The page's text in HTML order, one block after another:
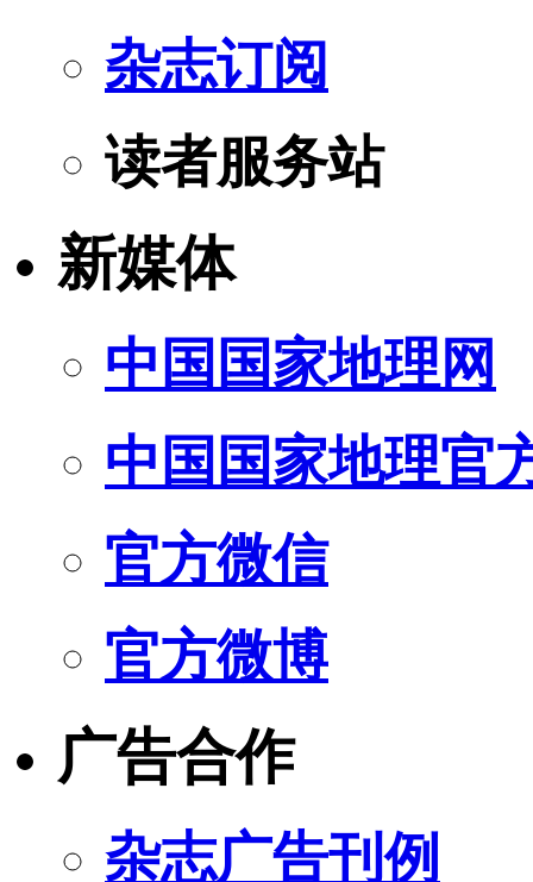
杂志订阅
读者服务站
新媒体
中国国家地理网
中国国家地理官
官方微信
官方微博
广告合作
杂志广告刊例